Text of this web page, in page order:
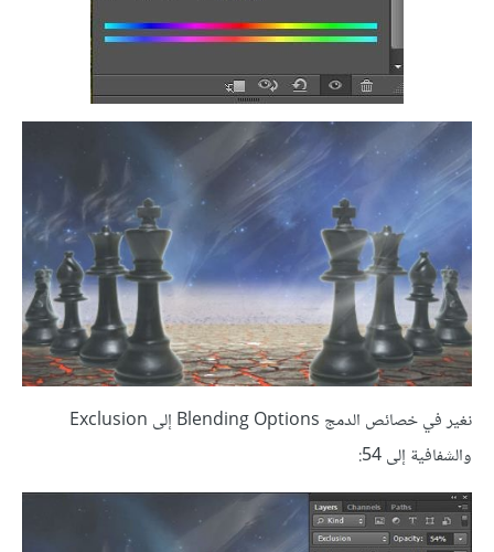
نغير في خصائص الدمج Blending Options إلى Exclusion
والشفافية إلى 54: